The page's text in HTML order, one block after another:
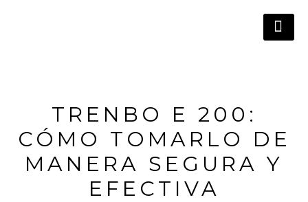
TRENBO E 200:
CÓMO TOMARLO DE
MANERA SEGURA Y
EFECTIVA